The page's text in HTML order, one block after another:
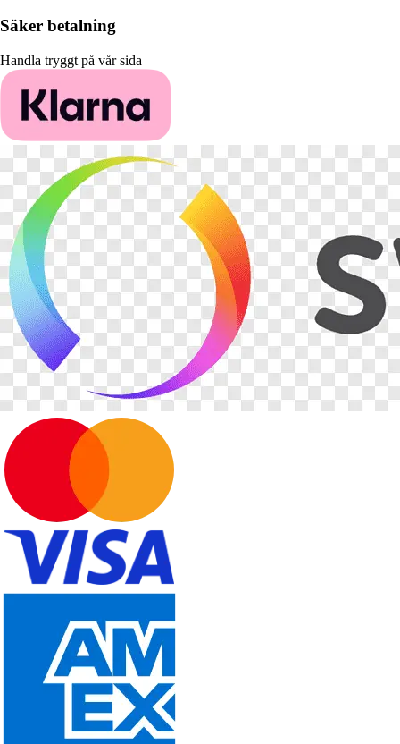
Säker betalning
Handla tryggt på vår sida